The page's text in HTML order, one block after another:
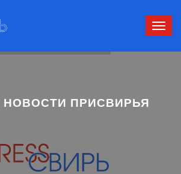
ПРИСВИРЬЯ